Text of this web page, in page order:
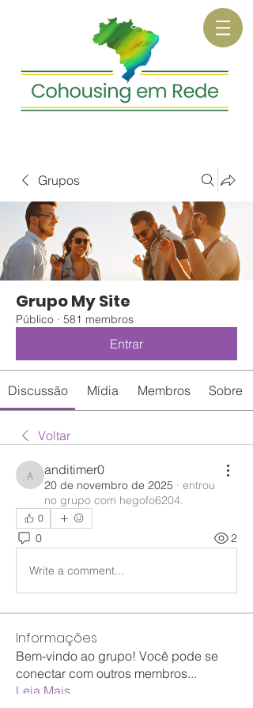
Grupos
Grupo My Site
Público · 581 membros
Entrar
Discussão Mídia Membros Sobre
Voltar
anditimer0
anditimer0
20 de novembro de 2025 · entrou
no grupo com hegofo6204.
0
0 2
Write a comment...
Informações
Bem-vindo ao grupo! Você pode se
conectar com outros membros...
Leia Mais